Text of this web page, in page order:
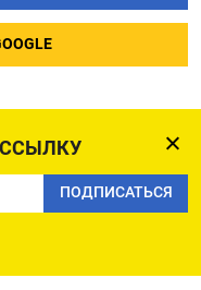
ПОДПИСАТЬСЯ